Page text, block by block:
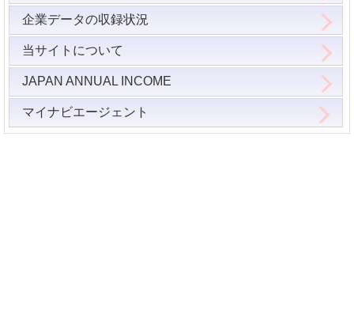
企業データの収録状況
当サイトについて
JAPAN ANNUAL INCOME
マイナビエージェント